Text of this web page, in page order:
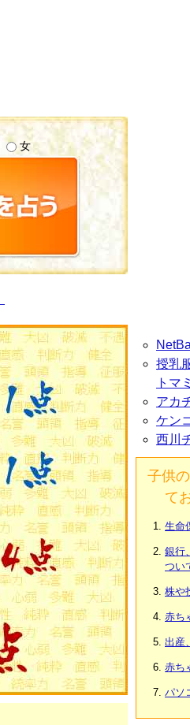
女
授乳
トマ
アカ
ケン
西川
子供
て
生命
銀行
つい
株や
赤ち
出産
赤ち
パソ